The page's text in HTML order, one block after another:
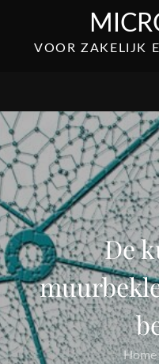
contentVOOR ZAKELIJK
De
Home